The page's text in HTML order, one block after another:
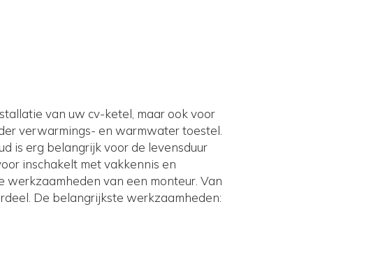
van uw cv-ketel, maar ook voor
verwarmings- en warmwater toestel.
is erg belangrijk voor de levensduur
inschakelt met vakkennis en
van een monteur. Van
De belangrijkste werkzaamheden: